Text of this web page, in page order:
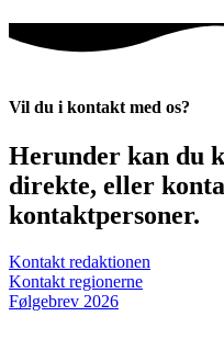
Vil du i kontakt med os?
Herunder kan du
direkte, eller
kontaktpersoner.
Kontakt redaktionen
Kontakt regionerne
Følgebrev 2026